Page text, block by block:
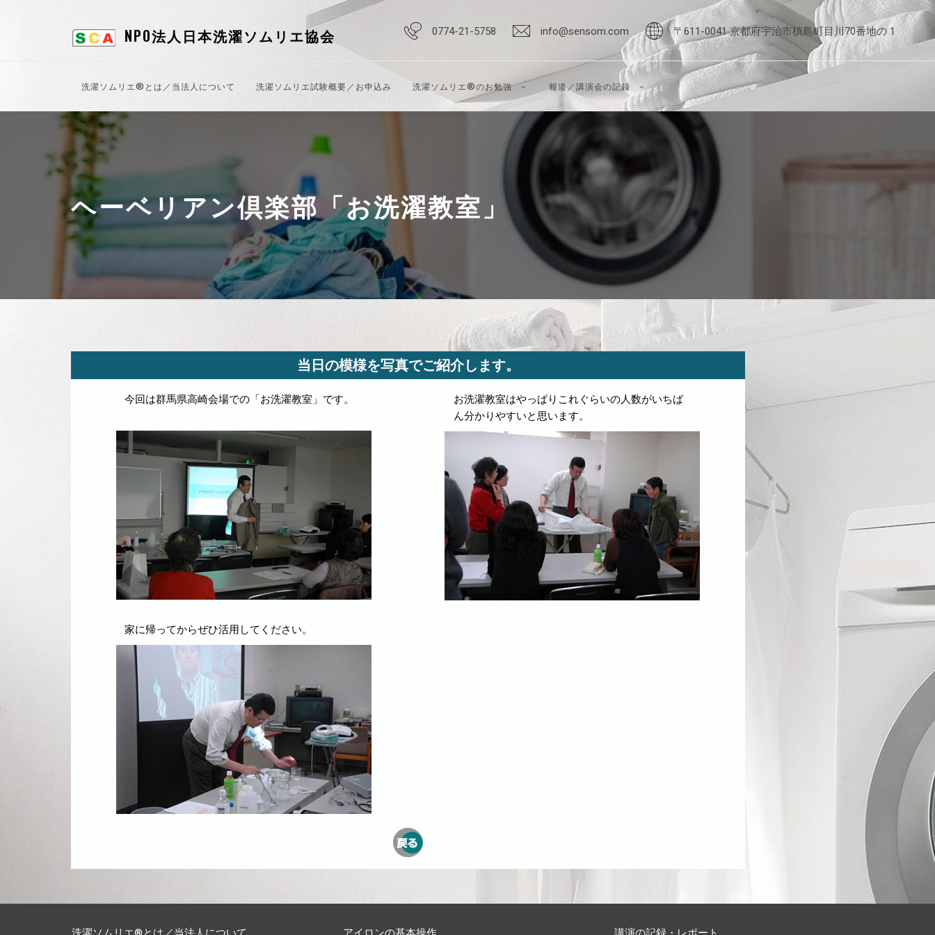
NPO法人日本洗濯ソムリエ協会 0774-21-5758 info@sensom.com 〒611-0041 京都府宇治市槙島町目川70番地の 1
洗濯ソムリエ®とは／当法人について 洗濯ソムリエ試験概要／お申込み 洗濯ソムリエ®のお勉強 報道／講演会の記録
ヘーベリアン倶楽部「お洗濯教室」
当日の模様を写真でご紹介します。
今回は群馬県高崎会場での「お洗濯教室」です。
お洗濯教室はやっぱりこれぐらいの人数がいちば
ん分かりやすいと思います。
家に帰ってからぜひ活用してください。